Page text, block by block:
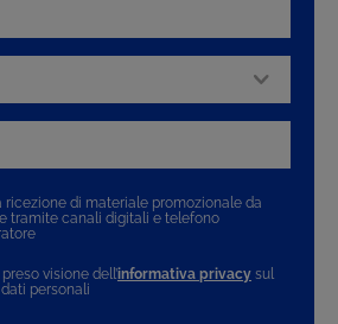
ricezione di materiale promozionale da
tramite canali digitali e telefono
visione dell’informativa privacy sul
personali